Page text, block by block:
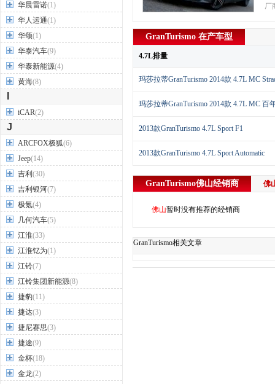
华晨雷诺(1)
华人运通(1)
华颂(1)
华泰汽车(9)
华泰新能源(4)
黄海(8)
iCAR(2)
J
ARCFOX极狐(6)
Jeep(14)
吉利 (30)
吉利银河(7)
极氪(4)
几何汽车(5)
江淮(33)
江淮钇为(1)
江铃(7)
江铃集团新能源(8)
捷豹(11)
捷达(3)
捷尼赛思(3)
捷途(9)
金杯(18)
金龙(2)
厂
GranTurismo 在产车型
4.7L排量
玛莎拉蒂GranTurismo 2014款 4.7L MC
玛莎拉蒂GranTurismo 2014款 4.7L MC 百
2013款GranTurismo 4.7L Sport F1
2013款GranTurismo 4.7L Sport Automatic
GranTurismo佛山经销商 佛
佛山暂时没有推荐的经销商
GranTurismo相关文章